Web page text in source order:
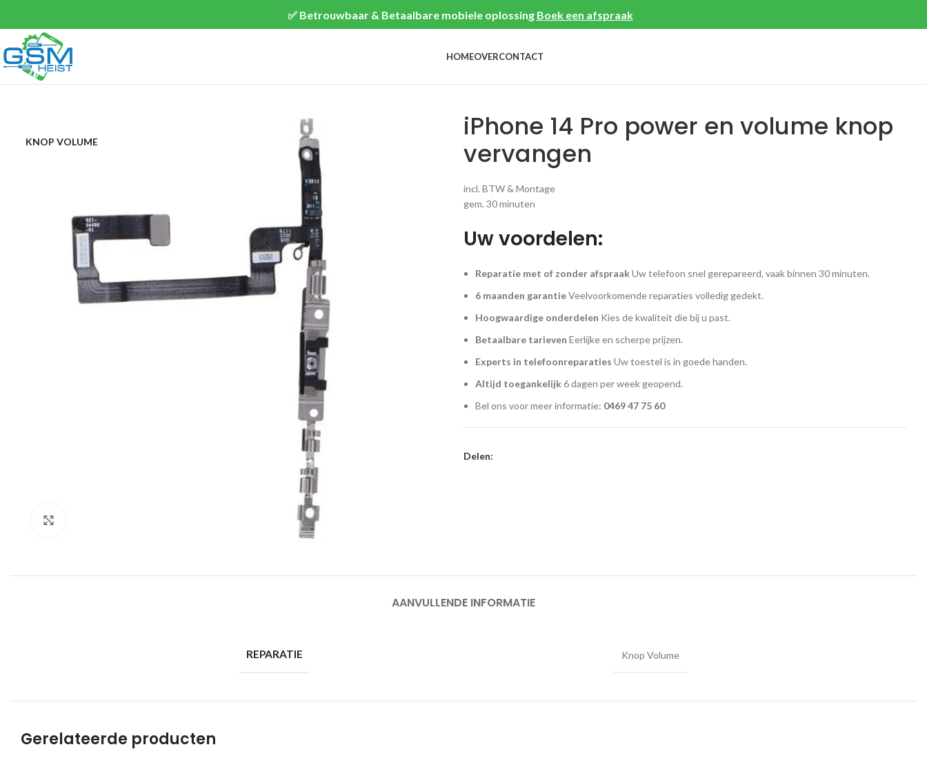
✅ Betrouwbaar & Betaalbare mobiele oplossing Boek een afspraak
HOMEOVERCONTACT
KNOP VOLUME
iPhone 14 Pro power en volume knop
vervangen
incl. BTW & Montage
gem. 30 minuten
Uw voordelen:
Reparatie met of zonder afspraakUw telefoon snel gerepareerd, vaak binnen 30 minuten.
6 maanden garantieVeelvoorkomende reparaties volledig gedekt.
Hoogwaardige onderdelen Kies de kwaliteit die bij u past.
Betaalbare tarieven Eerlijke en scherpe prijzen.
Experts in telefoonreparaties Uw toestel is in goede handen.
Altijd toegankelijk6 dagen per week geopend.
Bel ons voor meer informatie: 0469 47 75 60
Delen:
AANVULLENDE INFORMATIE
REPARATIE Knop Volume
Gerelateerde producten